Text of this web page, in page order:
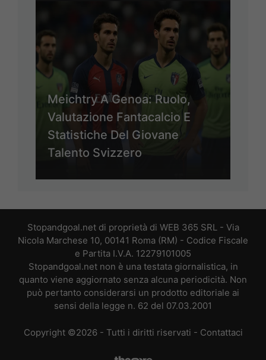
Meichtry A Genoa: Ruolo,
Valutazione Fantacalcio E
Statistiche Del Giovane
Talento Svizzero
Stopandgoal.net di proprietà di WEB 365 SRL - Via
Nicola Marchese 10, 00141 Roma (RM) - Codice Fiscale
e Partita I.V.A. 12279101005
Stopandgoal.net non è una testata giornalistica, in
quanto viene aggiornato senza alcuna periodicità. Non
può pertanto considerarsi un prodotto editoriale ai
sensi della legge n. 62 del 07.03.2001
Copyright ©2026 - Tutti i diritti riservati - Contattaci